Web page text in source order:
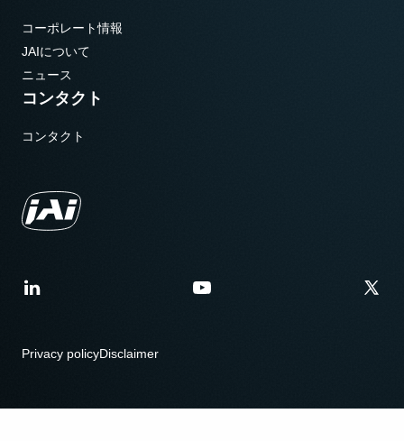
コーポレート情報
JAIについて
ニュース
コンタクト
コンタクト
Privacy policyDisclaimer